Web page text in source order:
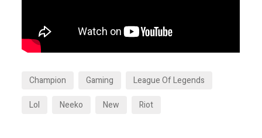
Champion Gaming
League Of Legends
Lol
Neeko New Riot